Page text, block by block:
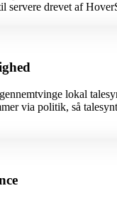
servere drevet af
lokal
via politik, så